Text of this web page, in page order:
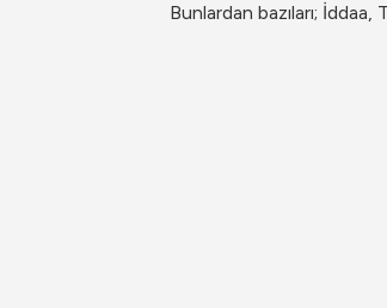
Bunlardan bazıları;